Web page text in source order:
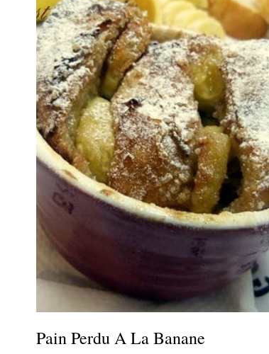
Pain Perdu A La Banane